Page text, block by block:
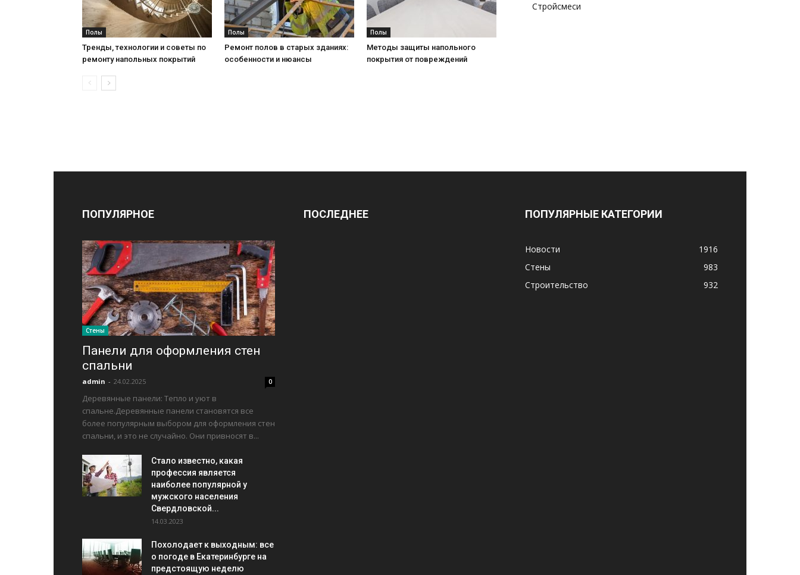
Полы
Тренды, технологии и советы по
ремонту напольных покрытий
Полы
Ремонт полов в старых зданиях:
особенности и нюансы
Полы
Методы защиты напольного
покрытия от повреждений
Стройсмеси
ПОПУЛЯРНОЕ
Стены
Панели для оформления стен
спальни
admin - 24.02.2025 0
Деревянные панели: Тепло и уют в
спальне.Деревянные панели становятся все
более популярным выбором для оформления стен
спальни, и это не случайно. Они привносят в...
Стало известно, какая
профессия является
наиболее популярной у
мужского населения
Свердловской...
14.03.2023
Похолодает к выходным: все
о погоде в Екатеринбурге на
предстоящую неделю
ПОСЛЕДНЕЕ ПОПУЛЯРНЫЕ КАТЕГОРИИ
Новости
1916
Стены
983
Строительство
932